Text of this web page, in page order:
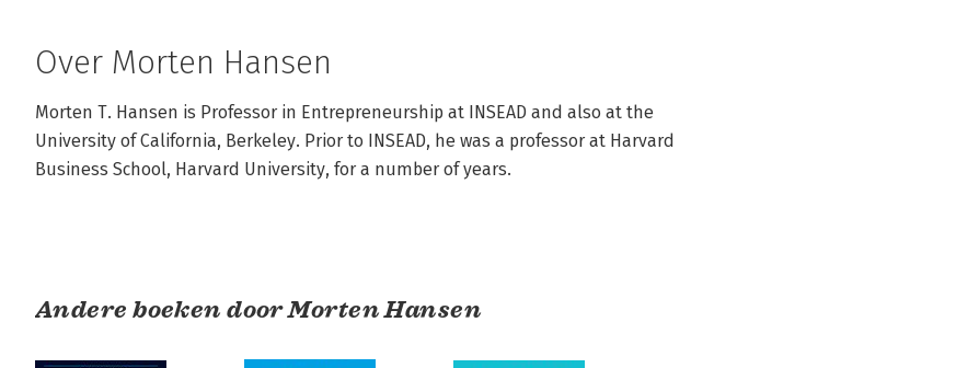
Over Morten Hansen
Morten T. Hansen is Professor in Entrepreneurship at INSEAD and also at the
University of California, Berkeley. Prior to INSEAD, he was a professor at Harvard
Business School, Harvard University, for a number of years.
Andere boeken door Morten Hansen